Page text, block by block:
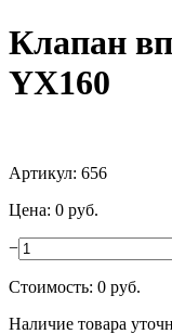
Клапан
YX160
Артикул: 656
Цена: 0 руб.
−
Стоимость: 0 руб.
Наличие товара